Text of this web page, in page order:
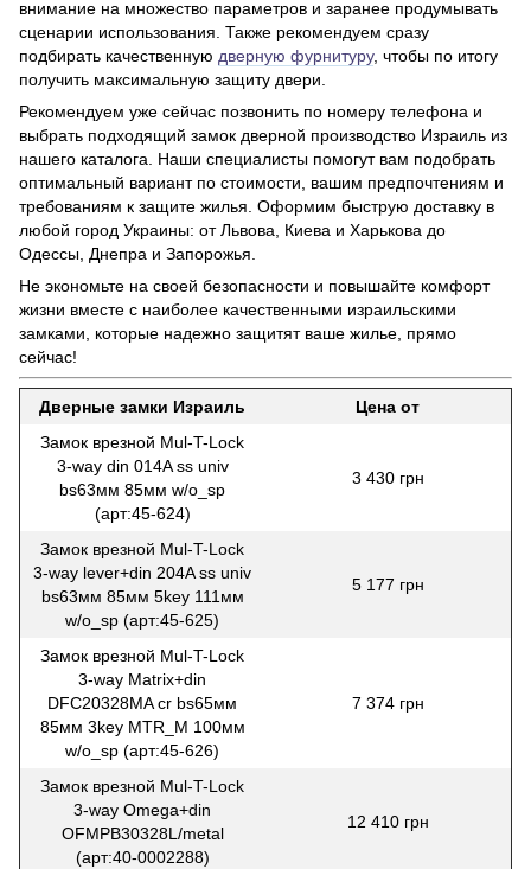
внимание на множество параметров и заранее продумывать
сценарии использования. Также рекомендуем сразу
подбирать качественную дверную фурнитуру, чтобы по итогу
получить максимальную защиту двери.
Рекомендуем уже сейчас позвонить по номеру телефона и
выбрать подходящий замок дверной производство Израиль из
нашего каталога. Наши специалисты помогут вам подобрать
оптимальный вариант по стоимости, вашим предпочтениям и
требованиям к защите жилья. Оформим быструю доставку в
любой город Украины: от Львова, Киева и Харькова до
Одессы, Днепра и Запорожья.
Не экономьте на своей безопасности и повышайте комфорт
жизни вместе с наиболее качественными израильскими
замками, которые надежно защитят ваше жилье, прямо
сейчас!
Дверные замки Израиль
Цена от
Замок врезной Mul-T-Lock
3-way din 014A ss univ
bs63мм 85мм w/o_sp
(арт:45-624)
3 430 грн
Замок врезной Mul-T-Lock
3-way lever+din 204A ss univ
bs63мм 85мм 5key 111мм
w/o_sp (арт:45-625)
5 177 грн
Замок врезной Mul-T-Lock
3-way Matrix+din
DFC20328MA cr bs65мм
85мм 3key MTR_M 100мм
w/o_sp (арт:45-626)
7 374 грн
Замок врезной Mul-T-Lock
3-way Omega+din
OFMPB30328L/metal
(арт:40-0002288)
12 410 грн